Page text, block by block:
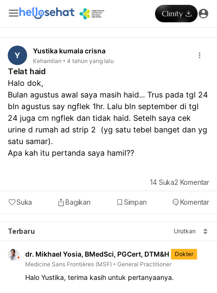
Y Yustika kumala crisna
Kehamilan 4 tahun yang lalu
Telat haid
Halo dok,
Bulan agustus awal saya masih haid... Trus pada tgl 24
bln agustus say ngflek 1hr. Lalu bln september di tgl
24 juga cm ngflek dan tidak haid. Setelh saya cek
urine d rumah ad strip 2  (yg satu tebel banget dan yg
satu samar).
Apa kah itu pertanda saya hamil??
Suka Bagikan Simpan Komentar
14 Suka2 Komentar
Terbaru Urutkan
dr. Mikhael Yosia, BMedSci, PGCert, DTM&H
Dokter
Medicine Sans Frontières (MSF)
General Practitioner
Halo Yustika, terima kasih untuk pertanyaanya.